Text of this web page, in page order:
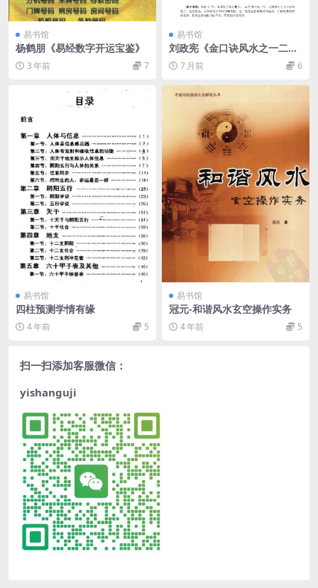
易书馆
杨鹤朋《易经数字开运宝鉴》
3 年前 7
易书馆
刘政宪《金口诀风水之一二
三》7 月前 6
易书馆
四柱预测学情有缘
4 年前 5
易书馆
冠元-和谐风水玄空操作实务
4 年前 5
扫一扫添加客服微信：
yishanguji